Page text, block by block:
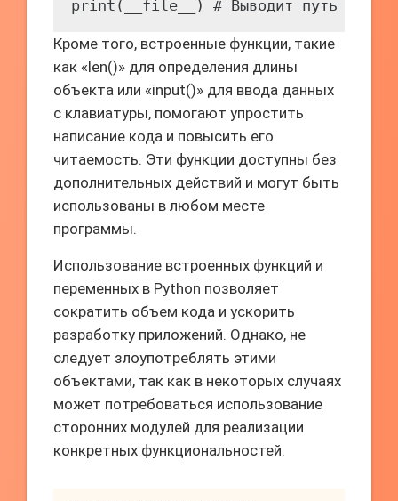
Кроме того, встроенные функции, такие
как «len()» для определения длины
объекта или «input()» для ввода данных
с клавиатуры, помогают упростить
написание кода и повысить его
читаемость. Эти функции доступны без
дополнительных действий и могут быть
использованы в любом месте
программы.
Использование встроенных функций и
переменных в Python позволяет
сократить объем кода и ускорить
разработку приложений. Однако, не
следует злоупотреблять этими
объектами, так как в некоторых случаях
может потребоваться использование
сторонних модулей для реализации
конкретных функциональностей.